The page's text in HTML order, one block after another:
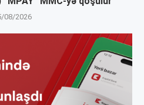
08/2026